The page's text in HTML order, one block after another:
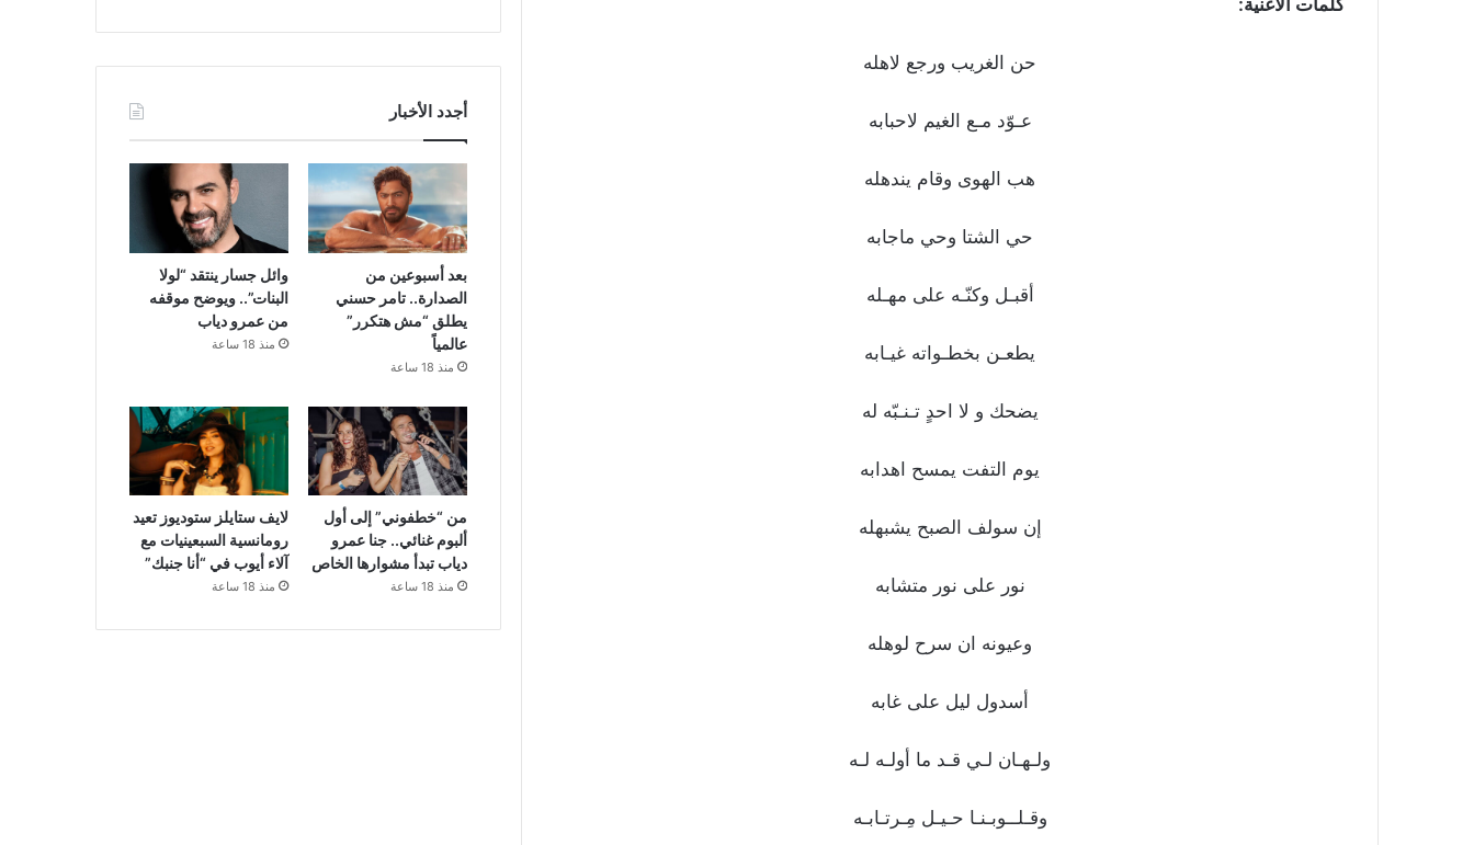
كلمات الأغنية:
حن الغريب ورجع لاهله
عـوّد مـع الغيم لاحبابه
هب الهوى وقام يندهله
حي الشتا وحي ماجابه
أقبـل وكنّـه على مهـله
يطعـن بخطـواته غيـابه
يضحك و لا احدٍ تـنـبّه له
يوم التفت يمسح اهدابه
إن سولف الصبح يشبهله
نور على نور متشابه
وعيونه ان سرح لوهله
أسدول ليل على غابه
ولـهـان لـي قـد ما أولـه لـه
وقـلــوبـنـا حـيـل مِـرتـابـه
أجدد الأخبار
بعد أسبوعين من
الصدارة.. تامر حسني
يطلق “مش هتكرر”
عالمياً
منذ 18 ساعة
وائل جسار ينتقد “لولا
البنات”.. ويوضح موقفه
من عمرو دياب
منذ 18 ساعة
من “خطفوني” إلى أول
ألبوم غنائي.. جنا عمرو
دياب تبدأ مشوارها الخاص
منذ 18 ساعة
لايف ستايلز ستوديوز تعيد
رومانسية السبعينيات مع
آلاء أيوب في “أنا جنبك”
منذ 18 ساعة